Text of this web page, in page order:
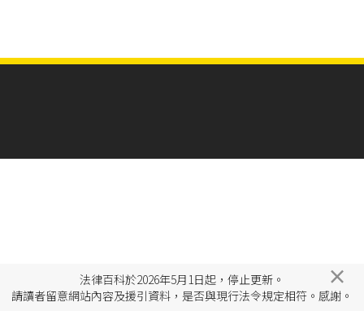
法律百科於2026年5月1日起，停止更新。
請讀者留意網站內容及援引資料，是否與現行法令規定相符。感謝。
×